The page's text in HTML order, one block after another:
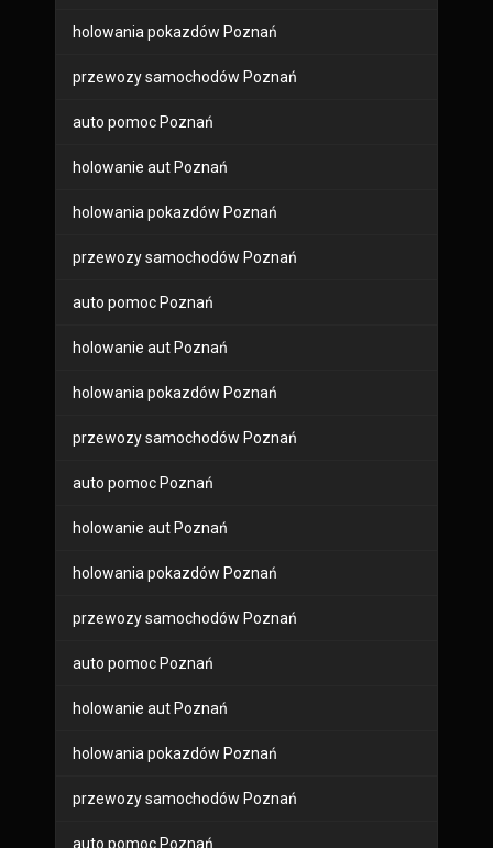
holowania pokazdów Poznań
przewozy samochodów Poznań
auto pomoc Poznań
holowanie aut Poznań
holowania pokazdów Poznań
przewozy samochodów Poznań
auto pomoc Poznań
holowanie aut Poznań
holowania pokazdów Poznań
przewozy samochodów Poznań
auto pomoc Poznań
holowanie aut Poznań
holowania pokazdów Poznań
przewozy samochodów Poznań
auto pomoc Poznań
holowanie aut Poznań
holowania pokazdów Poznań
przewozy samochodów Poznań
auto pomoc Poznań